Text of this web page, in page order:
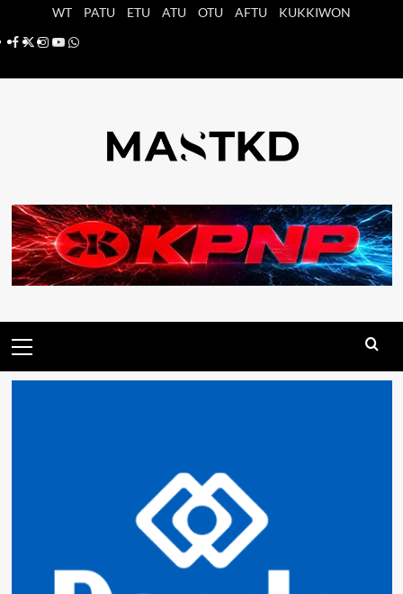
WT PATU ETU ATU OTU AFTU
KUKKIWON
Facebook
X Instagram
YouTube
Whatsapp
principal